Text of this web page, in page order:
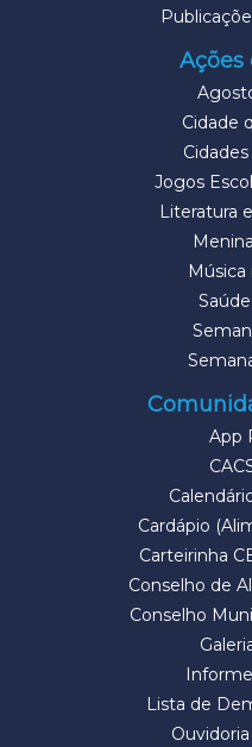
Ações
Cidade
Jogos
Literatura
Música
App
Cardápio
Carteirinha
Conselho de
Conselho
Lista de